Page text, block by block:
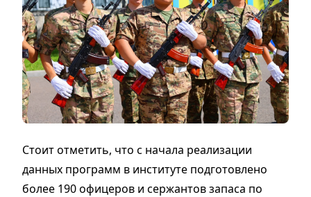
Стоит отметить, что с начала реализации
данных программ в институте подготовлено
более 190 офицеров и сержантов запаса по